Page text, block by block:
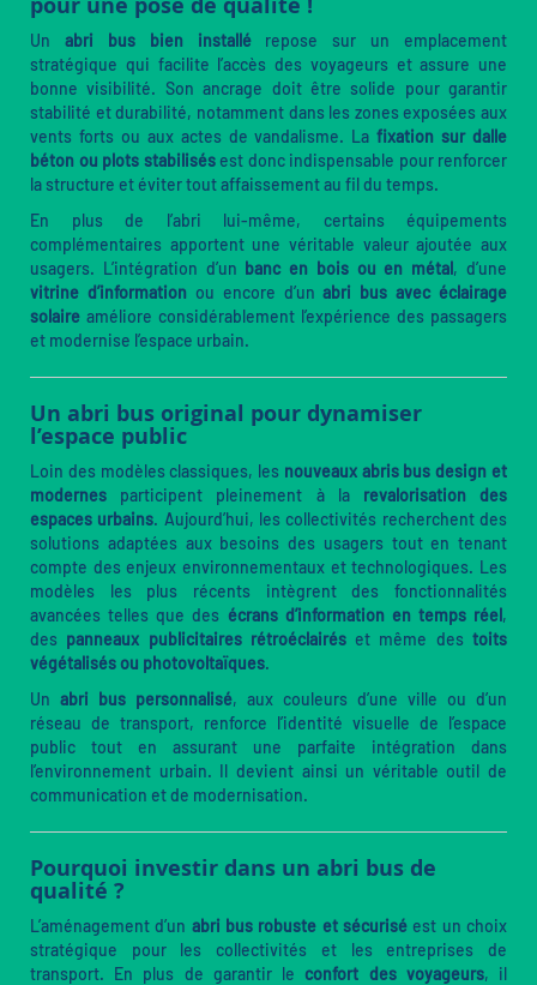
Un abri bus bien installérepose sur un emplacement
stratégique qui facilite l’accès des voyageurs et assure une
bonne visibilité. Son ancrage doit être solide pour garantir
stabilité et durabilité, notamment dans les zones exposées aux
vents forts ou aux actes de vandalisme. Lafixation sur dalle
béton ou plots stabilisésest donc indispensable pour renforcer
la structure et éviter tout affaissement au fil du temps.
En plus de l’abri lui-même, certains équipements
complémentaires apportent une véritable valeur ajoutée aux
usagers. L’intégration d’un banc en bois ou en métal, d’une
vitrine d’informationou encore d’unabri bus avec éclairage
solaire améliore considérablement l’expérience des passagers
et modernise l’espace urbain.
Un abri bus original pour dynamiser
l’espace public
Loin des modèles classiques, les nouveaux abris bus design et
modernes participent pleinement à la revalorisation des
espaces urbains. Aujourd’hui, les collectivités recherchent des
solutions adaptées aux besoins des usagers tout en tenant
compte des enjeux environnementaux et technologiques. Les
modèles les plus récents intègrent des fonctionnalités
avancées telles que des écrans d’information en temps réel,
des panneaux publicitaires rétroéclairéset même destoits
végétalisés ou photovoltaïques.
Un abri bus personnalisé, aux couleurs d’une ville ou d’un
réseau de transport, renforce l’identité visuelle de l’espace
public tout en assurant une parfaite intégration dans
l’environnement urbain. Il devient ainsi un véritable outil de
communication et de modernisation.
Pourquoi investir dans un abri bus de
qualité ?
L’aménagement d’un abri bus robuste et sécurisé est un choix
stratégique pour les collectivités et les entreprises de
transport. En plus de garantir leconfort des voyageurs, il